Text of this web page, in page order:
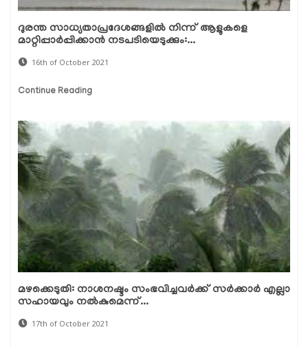
ദുരന്ത സാധ്യതാപ്രദേശങ്ങളിൽ നിന്ന് ആളുകളെ
മാറ്റിപ്പാർപ്പിക്കാൻ നടപടിയെടുക്കും:...
16th of October 2021
Continue Reading
മഴക്കെടുതി: നാശനഷ്ടം സംഭവിച്ചവര്‍ക്ക് സര്‍ക്കാര്‍ എല്ലാ
സഹായവും നല്‍കുമെന്ന്...
17th of October 2021